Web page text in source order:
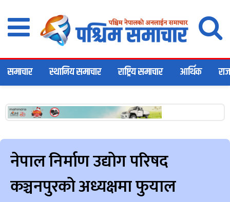
समाचार स्थानिय समाचार राष्ट्रिय समाचार आर्थिक
नेपाल निर्माण उद्योग परिषद
कञ्चनपुरको अध्यक्षमा फुयाल